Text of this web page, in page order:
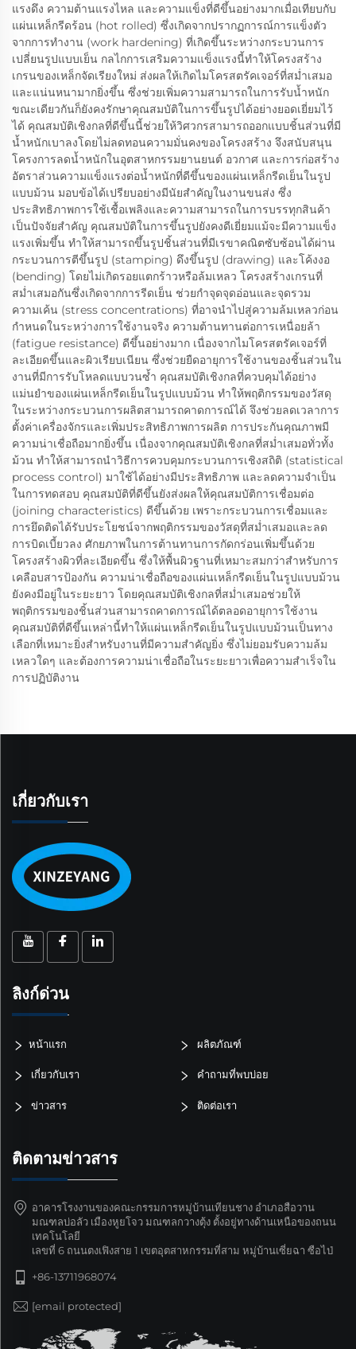
แรงดึง ความต้านแรงไหล และความแข็งที่ดีขึ้นอย่างมากเมื่อเทียบกับ
แผ่นเหล็กรีดร้อน (hot rolled) ซึ่งเกิดจากปรากฏการณ์การแข็งตัว
จากการทำงาน (work hardening) ที่เกิดขึ้นระหว่างกระบวนการ
เปลี่ยนรูปแบบเย็น กลไกการเสริมความแข็งแรงนี้ทำให้โครงสร้าง
เกรนของเหล็กจัดเรียงใหม่ ส่งผลให้เกิดไมโครสตรัคเจอร์ที่สม่ำเสมอ
และแน่นหนามากยิ่งขึ้น ซึ่งช่วยเพิ่มความสามารถในการรับน้ำหนัก
ขณะเดียวกันก็ยังคงรักษาคุณสมบัติในการขึ้นรูปได้อย่างยอดเยี่ยมไว้
ได้ คุณสมบัติเชิงกลที่ดีขึ้นนี้ช่วยให้วิศวกรสามารถออกแบบชิ้นส่วนที่มี
น้ำหนักเบาลงโดยไม่ลดทอนความมั่นคงของโครงสร้าง จึงสนับสนุน
โครงการลดน้ำหนักในอุตสาหกรรมยานยนต์ อวกาศ และการก่อสร้าง
อัตราส่วนความแข็งแรงต่อน้ำหนักที่ดีขึ้นของแผ่นเหล็กรีดเย็นในรูป
แบบม้วน มอบข้อได้เปรียบอย่างมีนัยสำคัญในงานขนส่ง ซึ่ง
ประสิทธิภาพการใช้เชื้อเพลิงและความสามารถในการบรรทุกสินค้า
เป็นปัจจัยสำคัญ คุณสมบัติในการขึ้นรูปยังคงดีเยี่ยมแม้จะมีความแข็ง
แรงเพิ่มขึ้น ทำให้สามารถขึ้นรูปชิ้นส่วนที่มีเรขาคณิตซับซ้อนได้ผ่าน
กระบวนการตีขึ้นรูป (stamping) ดึงขึ้นรูป (drawing) และโค้งงอ
(bending) โดยไม่เกิดรอยแตกร้าวหรือล้มเหลว โครงสร้างเกรนที่
สม่ำเสมอกันซึ่งเกิดจากการรีดเย็น ช่วยกำจุดจุดอ่อนและจุดรวม
ความเค้น (stress concentrations) ที่อาจนำไปสู่ความล้มเหลวก่อน
กำหนดในระหว่างการใช้งานจริง ความต้านทานต่อการเหนื่อยล้า
(fatigue resistance) ดีขึ้นอย่างมาก เนื่องจากไมโครสตรัคเจอร์ที่
ละเอียดขึ้นและผิวเรียบเนียน ซึ่งช่วยยืดอายุการใช้งานของชิ้นส่วนใน
งานที่มีการรับโหลดแบบวนซ้ำ คุณสมบัติเชิงกลที่ควบคุมได้อย่าง
แม่นยำของแผ่นเหล็กรีดเย็นในรูปแบบม้วน ทำให้พฤติกรรมของวัสดุ
ในระหว่างกระบวนการผลิตสามารถคาดการณ์ได้ จึงช่วยลดเวลาการ
ตั้งค่าเครื่องจักรและเพิ่มประสิทธิภาพการผลิต การประกันคุณภาพมี
ความน่าเชื่อถือมากยิ่งขึ้น เนื่องจากคุณสมบัติเชิงกลที่สม่ำเสมอทั่วทั้ง
ม้วน ทำให้สามารถนำวิธีการควบคุมกระบวนการเชิงสถิติ (statistical
process control) มาใช้ได้อย่างมีประสิทธิภาพ และลดความจำเป็น
ในการทดสอบ คุณสมบัติที่ดีขึ้นยังส่งผลให้คุณสมบัติการเชื่อมต่อ
(joining characteristics) ดีขึ้นด้วย เพราะกระบวนการเชื่อมและ
การยึดติดได้รับประโยชน์จากพฤติกรรมของวัสดุที่สม่ำเสมอและลด
การบิดเบี้ยวลง ศักยภาพในการต้านทานการกัดกร่อนเพิ่มขึ้นด้วย
โครงสร้างผิวที่ละเอียดขึ้น ซึ่งให้พื้นผิวฐานที่เหมาะสมกว่าสำหรับการ
เคลือบสารป้องกัน ความน่าเชื่อถือของแผ่นเหล็กรีดเย็นในรูปแบบม้วน
ยังคงมีอยู่ในระยะยาว โดยคุณสมบัติเชิงกลที่สม่ำเสมอช่วยให้
พฤติกรรมของชิ้นส่วนสามารถคาดการณ์ได้ตลอดอายุการใช้งาน
คุณสมบัติที่ดีขึ้นเหล่านี้ทำให้แผ่นเหล็กรีดเย็นในรูปแบบม้วนเป็นทาง
เลือกที่เหมาะยิ่งสำหรับงานที่มีความสำคัญยิ่ง ซึ่งไม่ยอมรับความล้ม
เหลวใดๆ และต้องการความน่าเชื่อถือในระยะยาวเพื่อความสำเร็จใน
การปฏิบัติงาน
เกี่ยวกับเรา
ลิงก์ด่วน
หน้าแรก ผลิตภัณฑ์
เกี่ยวกับเรา คำถามที่พบบ่อย
ข่าวสาร ติดต่อเรา
ติดตามข่าวสาร
อาคารโรงงานของคณะกรรมการหมู่บ้านเทียนชาง อำเภอสือวาน
มณฑลบ่อลัว เมืองหูยโจว มณฑลกวางตุ้ง ตั้งอยู่ทางด้านเหนือของถนน
เทคโนโลยี
เลขที่ 6 ถนนตงเฟิงสาย 1 เขตอุตสาหกรรมที่สาม หมู่บ้านเซี่ยฉา ซือไป่
+86-13711968074
[email protected]